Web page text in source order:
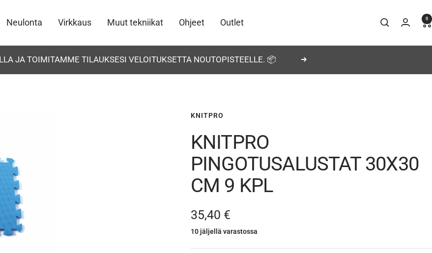
Neulonta Virkkaus Muut tekniikat Ohjeet Outlet 0
JA TOIMITAMME TILAUKSESI VELOITUKSETTA NOUTOPISTEELLE. 📦 Seuraava
KNITPRO
KNITPRO
PINGOTUSALUSTAT 30X30
CM 9 KPL
Alennushinta
35,40 €
10 jäljellä varastossa